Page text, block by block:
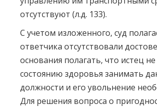
отсутствуют (л.д. 133).
С учетом изложенного, суд
ответчика отсутствовали
основания полагать, что истец
состоянию здоровья занимать
должности и его увольнение
Для решения вопроса о